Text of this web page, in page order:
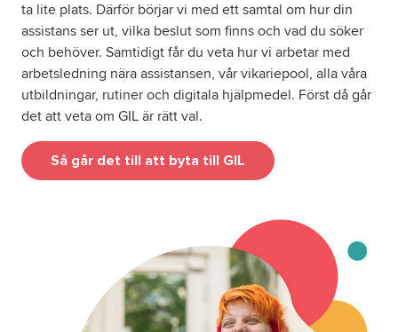
ta lite plats. Därför börjar vi med ett samtal om hur din
assistans ser ut, vilka beslut som finns och vad du söker
och behöver. Samtidigt får du veta hur vi arbetar med
arbetsledning nära assistansen, vår vikariepool, alla våra
utbildningar, rutiner och digitala hjälpmedel. Först då går
det att veta om GIL är rätt val.
Så går det till att byta till GIL